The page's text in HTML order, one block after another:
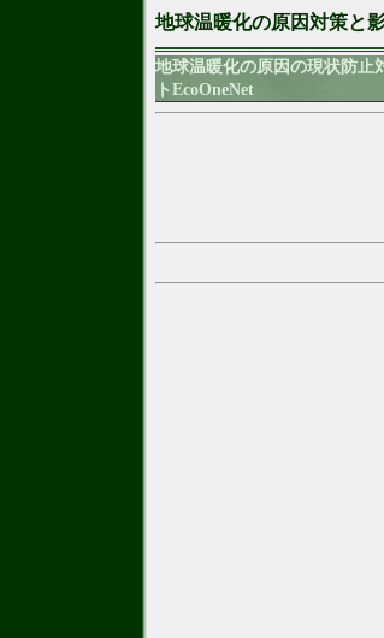
地球温暖化の原因対策と
地球温暖化の原因の現状防止
トEcoOneNet